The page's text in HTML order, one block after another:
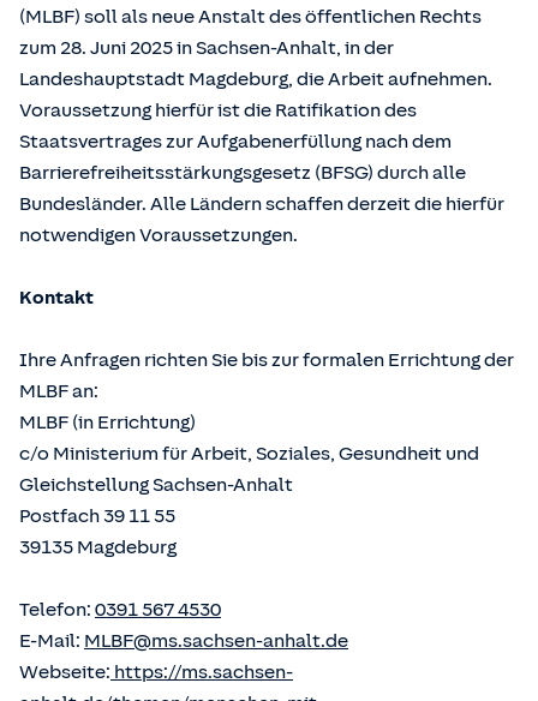
(MLBF) soll als neue Anstalt des öffentlichen Rechts
zum 28. Juni 2025 in Sachsen-Anhalt, in der
Landeshauptstadt Magdeburg, die Arbeit aufnehmen.
Voraussetzung hierfür ist die Ratifikation des
Staatsvertrages zur Aufgabenerfüllung nach dem
Barrierefreiheitsstärkungsgesetz (BFSG) durch alle
Bundesländer. Alle Ländern schaffen derzeit die hierfür
notwendigen Voraussetzungen.
Kontakt
Ihre Anfragen richten Sie bis zur formalen Errichtung der
MLBF an:
MLBF (in Errichtung)
c/o Ministerium für Arbeit, Soziales, Gesundheit und
Gleichstellung Sachsen-Anhalt
Postfach 39 11 55
39135 Magdeburg
Telefon: 0391 567 4530
E-Mail: MLBF@ms.sachsen-anhalt.de
Webseite: https://ms.sachsen-